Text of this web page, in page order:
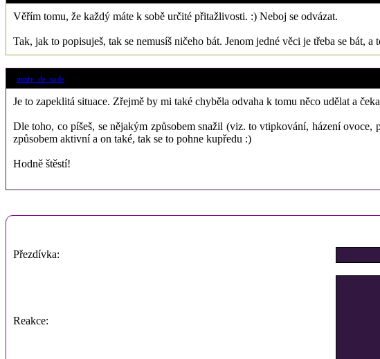
Věřím tomu, že každý máte k sobě určité přitažlivosti. :) Neboj se odvázat.
Tak, jak to popisuješ, tak se nemusíš ničeho bát. Jenom jedné věci je třeba se bát,
mistr_de_sade
Je to zapeklitá situace. Zřejmě by mi také chyběla odvaha k tomu něco udělat a
Dle toho, co píšeš, se nějakým způsobem snažil (viz. to vtipkování, házení
způsobem aktivní a on také, tak se to pohne kupředu :)
Hodně štěstí!
Přezdívka:
Reakce: